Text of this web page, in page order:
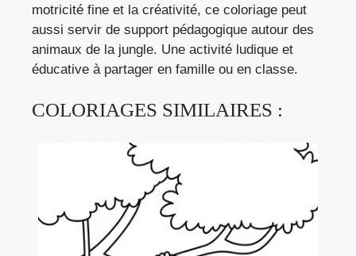
motricité fine et la créativité, ce coloriage peut
aussi servir de support pédagogique autour des
animaux de la jungle. Une activité ludique et
éducative à partager en famille ou en classe.
COLORIAGES SIMILAIRES :